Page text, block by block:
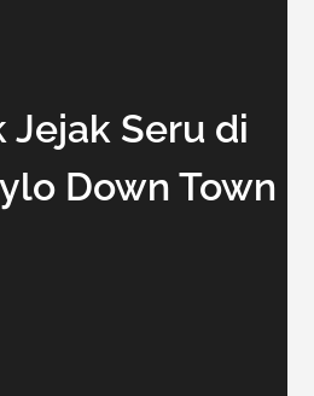
Jejak Seru di
Down Town